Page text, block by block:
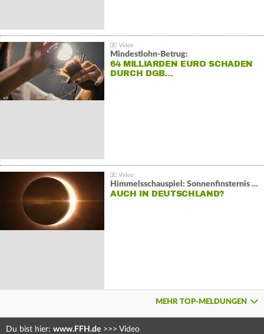
Mindestlohn-Betrug:
64 MILLIARDEN EURO SCHADEN
DURCH DGB…
Himmelsschauspiel: Sonnenfinsternis über Spanien
AUCH IN DEUTSCHLAND?
MEHR TOP-MELDUNGEN
Du bist hier: www.FFH.de >>> Video